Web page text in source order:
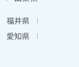
福井県
愛知県